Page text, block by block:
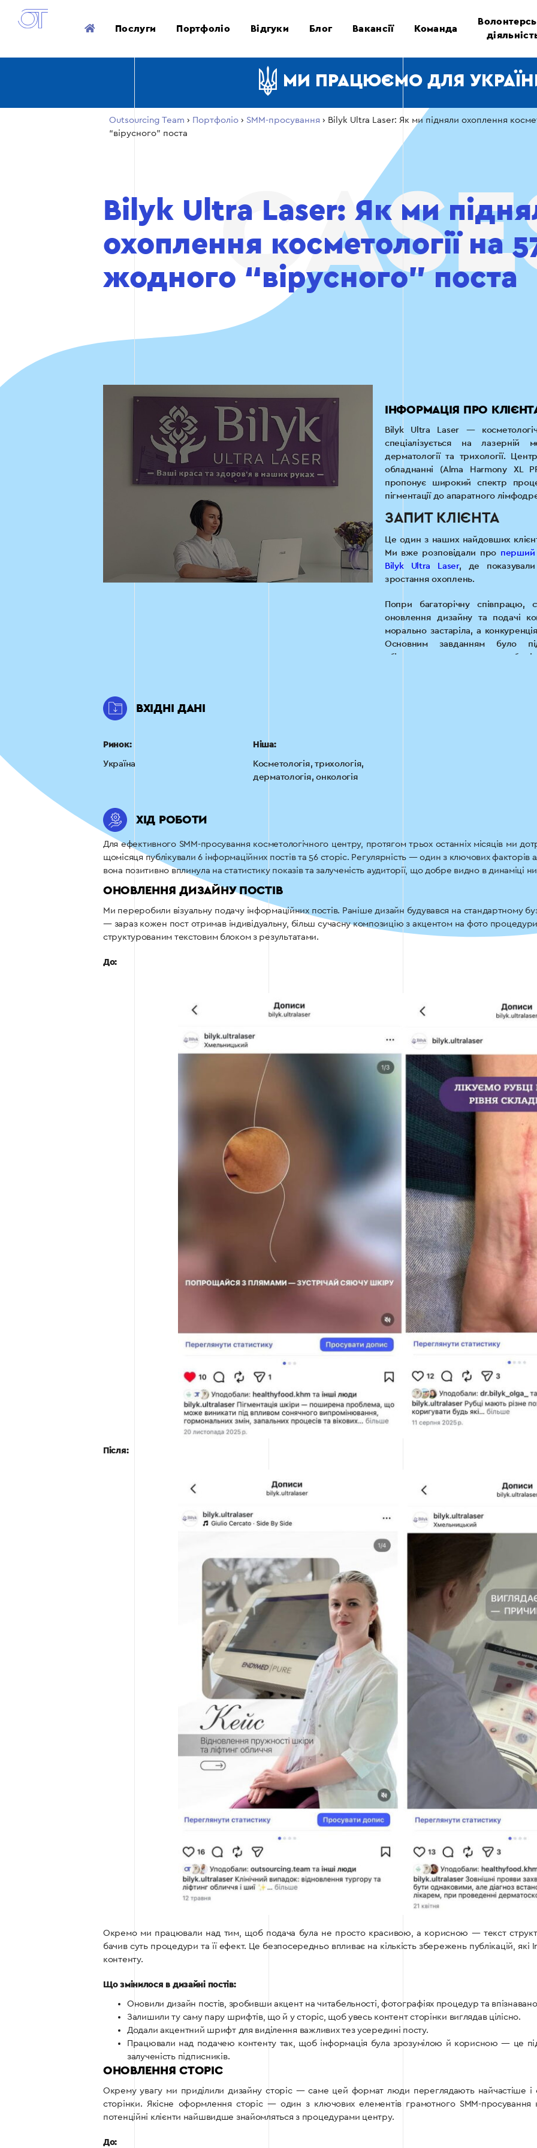
Послуги Портфоліо Відгуки Блог Вакансії Команда
МИ ПРАЦЮЄМО ДЛЯ
Outsourcing Team › Портфоліо › SMM-просування › Bilyk Ultra Laser: Як ми підняли охоплення
“вірусного” поста
Bilyk Ultra Laser: Як ми
охоплення косметології на
жодного “вірусного” поста
ІНФОРМАЦІЯ ПРО
Bilyk Ultra Laser —
спеціалізується на лазерній
дерматології та трихології.
обладнанні (Alma Harmony XL
пропонує широкий спектр
пігментації до апаратного
ЗАПИТ КЛІЄНТА
Це один з наших найдовших
Ми вже розповідали про перший
Bilyk Ultra Laser, де
зростання охоплень.
Попри багаторічну співпрацю,
оновлення дизайну та подачі
морально застаріла, а
Основним завданням було
збільшувати охоплення та
ВХІДНІ ДАНІ
Ринок:
Україна
Ніша:
Косметологія, трихологія,
дерматологія, онкологія
ХІД РОБОТИ
Для ефективного SMM-просування косметологічного центру, протягом трьох останніх місяців ми
щомісяця публікували 6 інформаційних постів та 56 сторіс. Регулярність — один з ключових факторів
вона позитивно вплинула на статистику показів та залученість аудиторії, що добре видно в динаміці
ОНОВЛЕННЯ ДИЗАЙНУ ПОСТІВ
Ми переробили візуальну подачу інформаційних постів. Раніше дизайн будувався на стандартному
— зараз кожен пост отримав індивідуальну, більш сучасну композицію з акцентом на фото
структурованим текстовим блоком з результатами.
До:
Після:
Окремо ми працювали над тим, щоб подача була не просто красивою, а корисною — текст
бачив суть процедури та її ефект. Це безпосередньо впливає на кількість збережень публікацій, які
контенту.
Що змінилося в дизайні постів:
Оновили дизайн постів, зробивши акцент на читабельності, фотографіях процедур та
Залишили ту саму пару шрифтів, що й у сторіс, щоб увесь контент сторінки виглядав цілісно.
Додали акцентний шрифт для виділення важливих тез усередині посту.
Працювали над подачею контенту так, щоб інформація була зрозумілою й корисною — це
залученість підписників.
ОНОВЛЕННЯ СТОРІС
Окрему увагу ми приділили дизайну сторіс — саме цей формат люди переглядають найчастіше
сторінки. Якісне оформлення сторіс — один з ключових елементів грамотного SMM-просування
потенційні клієнти найшвидше знайомляться з процедурами центру.
До: